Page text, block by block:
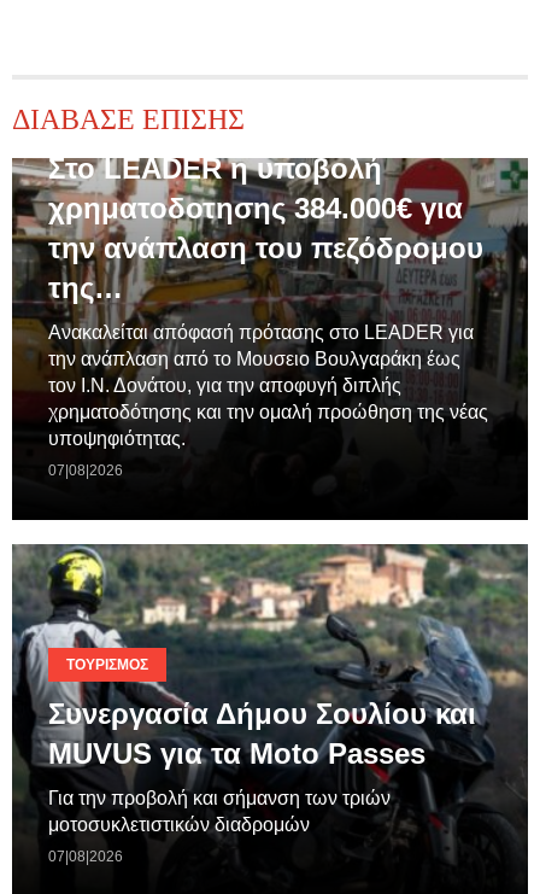
ΔΙΑΒΑΣΕ ΕΠΙΣΗΣ
ΓΕΝΙΚΆ
Στο LEADER η υποβολή
χρηματοδοτησης 384.000€ για
την ανάπλαση του πεζόδρομου
της…
Ανακαλείται απόφασή πρότασης στο LEADER για
την ανάπλαση από το Μουσειο Βουλγαράκη έως
τον Ι.Ν. Δονάτου, για την αποφυγή διπλής
χρηματοδότησης και την ομαλή προώθηση της νέας
υποψηφιότητας.
07|08|2026
ΤΟΥΡΙΣΜΌΣ
Συνεργασία Δήμου Σουλίου και
MUVUS για τα Moto Passes
Για την προβολή και σήμανση των τριών
μοτοσυκλετιστικών διαδρομών
07|08|2026